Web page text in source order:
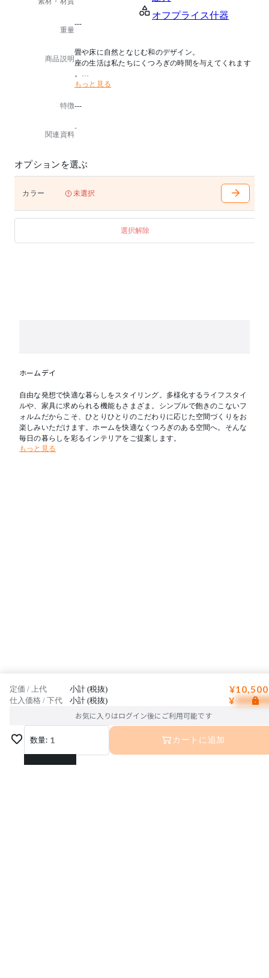
オフプライス什器
重量
---
商品説明
畳や床に自然となじむ和のデザイン。
座の生活は私たちにくつろぎの時間を与えてくれます
。
オプション：2色からお選びいただけます
※リバーシブル仕様
もっと見る
特徴---
関連資料
-
オプションを選ぶ
カラー 未選択
選択解除
ホームデイ
自由な発想で快適な暮らしをスタイリング。多様化するライフスタイ
ルや、家具に求められる機能もさまざま。シンプルで飽きのこないフ
ォルムだからこそ、ひとりひとりのこだわりに応じた空間づくりをお
楽しみいただけます。ホームを快適なくつろぎのある空間へ。そんな
毎日の暮らしを彩るインテリアをご提案します。
もっと見る
定価 / 上代 小計 (税抜)
仕入価格 / 下代 小計 (税抜) ¥
お気に入りはログイン後にご利用可能です
数量: 1
1
カートに追加